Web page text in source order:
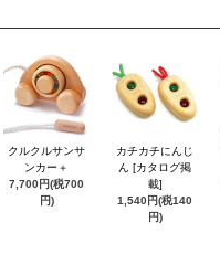
クルクルサンサ
ンカー＋
7,700円(税700
円)
カチカチにんじ
ん [カタログ掲
載]
1,540円(税140
円)